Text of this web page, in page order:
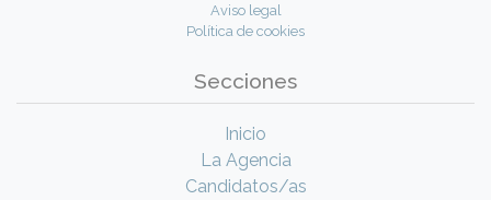
Aviso legal
Política de cookies
Secciones
Inicio
La Agencia
Candidatos/as